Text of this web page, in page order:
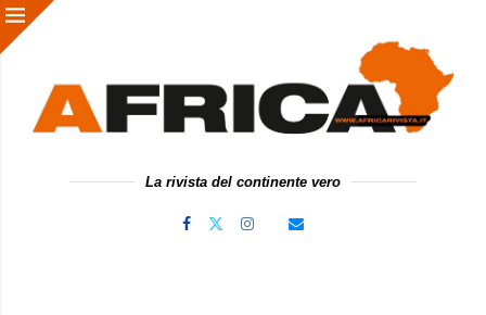
La rivista del continente vero